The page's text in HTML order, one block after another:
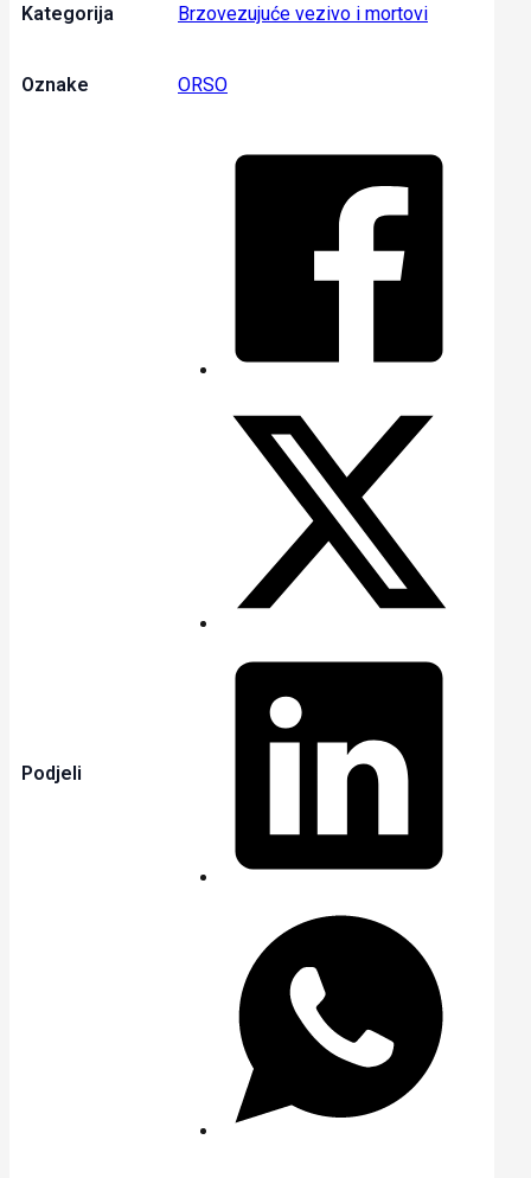
Kategorija Brzovezujuće vezivo i mortovi
Oznake ORSO
Podjeli